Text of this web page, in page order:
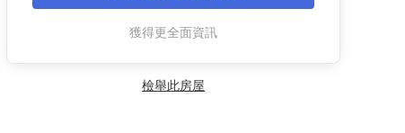
獲得更全面資訊
檢舉此房屋